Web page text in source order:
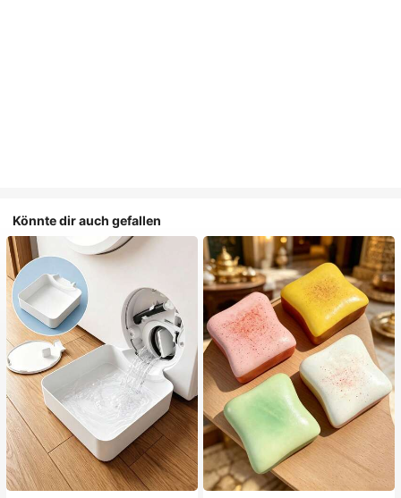
Könnte dir auch gefallen